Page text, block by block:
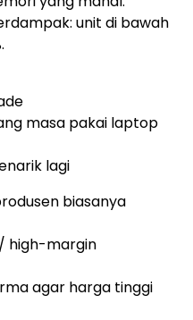
unit di bawah
masa pakai laptop
lagi
biasanya
high-margin
agar harga tinggi